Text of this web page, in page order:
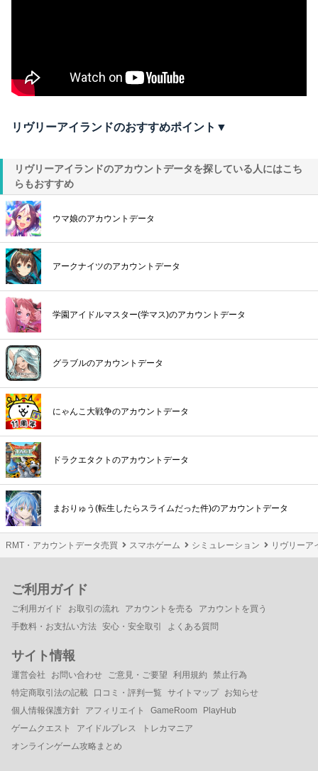
リヴリーアイランドのおすすめポイント▼
リヴリーアイランドのアカウントデータを探している人にはこち
らもおすすめ
ウマ娘のアカウントデータ
アークナイツのアカウントデータ
学園アイドルマスター(学マス)のアカウントデータ
グラブルのアカウントデータ
にゃんこ大戦争のアカウントデータ
ドラクエタクトのアカウントデータ
まおりゅう(転生したらスライムだった件)のアカウントデータ
RMT・アカウントデータ売買 スマホゲーム シミュレーション リヴリーア
ご利用ガイド
ご利用ガイド お取引の流れ アカウントを売る
アカウントを買う
手数料・お支払い方法 安心・安全取引 よくある質問
サイト情報
運営会社 お問い合わせ ご意見・ご要望 利用規約
禁止行為
特定商取引法の記載
口コミ・評判一覧 サイトマップ
お知らせ
個人情報保護方針
アフィリエイト GameRoom
PlayHub
ゲームクエスト
アイドルプレス
トレカマニア
オンラインゲーム攻略まとめ